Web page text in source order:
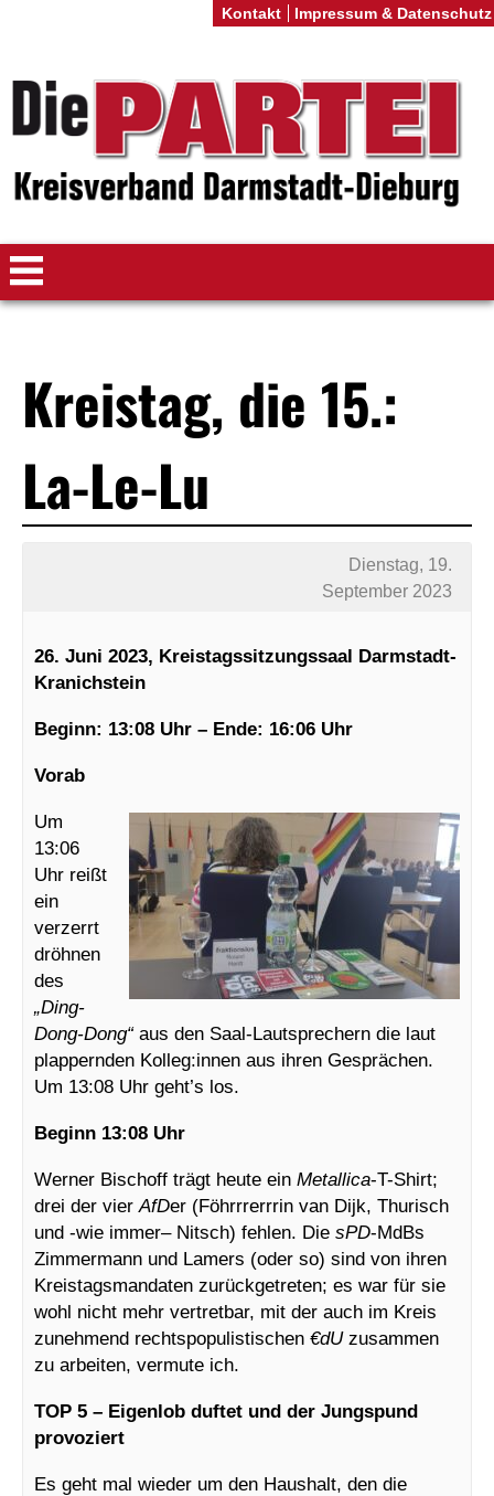
Kreistag, die 15.:
La-Le-Lu
Dienstag, 19.
September 2023
26. Juni 2023, Kreistagssitzungssaal Darmstadt-
Kranichstein
Beginn: 13:08 Uhr – Ende: 16:06 Uhr
Vorab
Um
13:06
Uhr reißt
ein
verzerrt
dröhnen
des
„Ding-
Dong-Dong“aus den Saal-Lautsprechern die laut
plappernden Kolleg:innen aus ihren Gesprächen.
Um 13:08 Uhr geht’s los.
Beginn 13:08 Uhr
Werner Bischoff trägt heute ein Metallica-T-Shirt;
drei der vier AfDer (Föhrrrerrrin van Dijk, Thurisch
und -wie immer– Nitsch) fehlen. Die sPD-MdBs
Zimmermann und Lamers (oder so) sind von ihren
Kreistagsmandaten zurückgetreten; es war für sie
wohl nicht mehr vertretbar, mit der auch im Kreis
zunehmend rechtspopulistischen €dUzusammen
zu arbeiten, vermute ich.
TOP 5 – Eigenlob duftet und der Jungspund
provoziert
Es geht mal wieder um den Haushalt, den die
Kontakt Impressum & Datenschutz